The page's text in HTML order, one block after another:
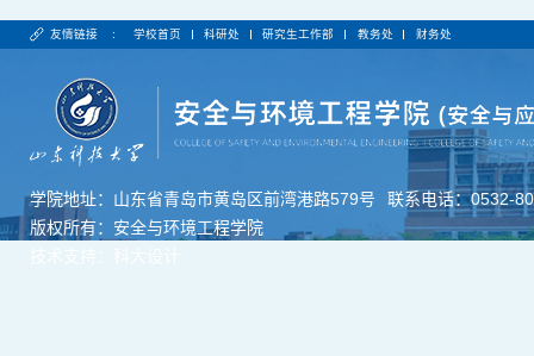
友情链接 : 学校首页 科研处 研究生工作部 教务处 财务处
学院地址：山东省青岛市黄岛区前湾港路579号
联系电话：0532-
版权所有：安全与环境工程学院